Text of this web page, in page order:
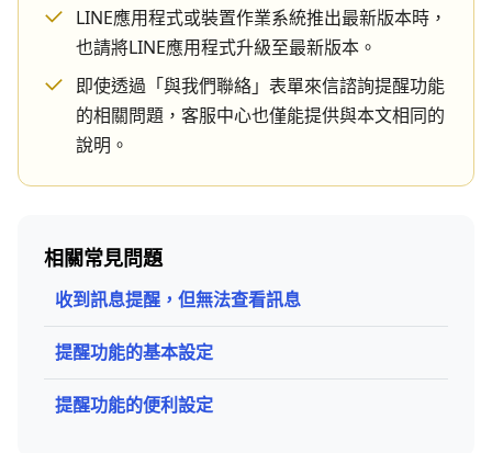
LINE應用程式或裝置作業系統推出最新版本時，
也請將LINE應用程式升級至最新版本。
即使透過「與我們聯絡」表單來信諮詢提醒功能
的相關問題，客服中心也僅能提供與本文相同的
說明。
相關常見問題
收到訊息提醒，但無法查看訊息
提醒功能的基本設定
提醒功能的便利設定